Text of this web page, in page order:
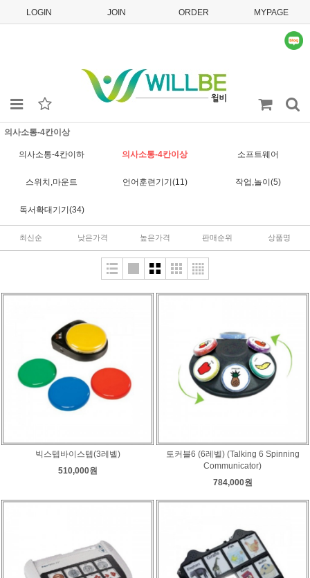
LOGIN JOIN ORDER MYPAGE
의사소통-4칸이상
의사소통-4칸이하 의사소통-4칸이상 소프트웨어
스위치,마운트 언어훈련기기(11) 작업,놀이(5)
독서확대기기(34)
최신순 낮은가격 높은가격 판매순위 상품명
빅스텝바이스텝(3레벨)
510,000원
토커블6 (6레벨) (Talking 6 Spinning
Communicator)
784,000원